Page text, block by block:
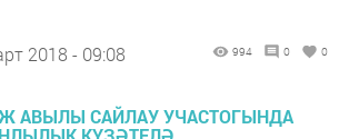
2018 - 09:08 994 0 0